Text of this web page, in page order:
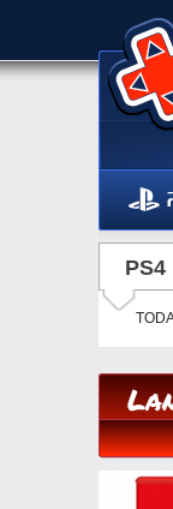
PS4